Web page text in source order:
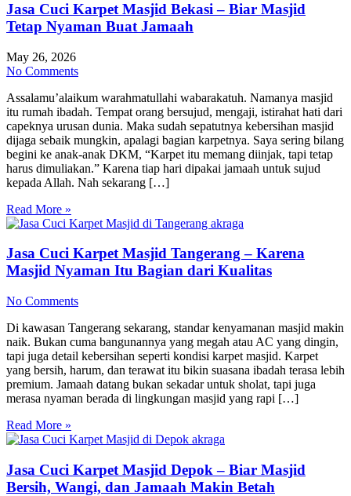
Jasa Cuci Karpet Masjid Bekasi – Biar Masjid
Tetap Nyaman Buat Jamaah
May 26, 2026
No Comments
Assalamu’alaikum warahmatullahi wabarakatuh. Namanya masjid
itu rumah ibadah. Tempat orang bersujud, mengaji, istirahat hati dari
capeknya urusan dunia. Maka sudah sepatutnya kebersihan masjid
dijaga sebaik mungkin, apalagi bagian karpetnya. Saya sering bilang
begini ke anak-anak DKM, “Karpet itu memang diinjak, tapi tetap
harus dimuliakan.” Karena tiap hari dipakai jamaah untuk sujud
kepada Allah. Nah sekarang […]
Read More »
Jasa Cuci Karpet Masjid Tangerang – Karena
Masjid Nyaman Itu Bagian dari Kualitas
No Comments
Di kawasan Tangerang sekarang, standar kenyamanan masjid makin
naik. Bukan cuma bangunannya yang megah atau AC yang dingin,
tapi juga detail kebersihan seperti kondisi karpet masjid. Karpet
yang bersih, harum, dan terawat itu bikin suasana ibadah terasa lebih
premium. Jamaah datang bukan sekadar untuk sholat, tapi juga
merasa nyaman berada di lingkungan masjid yang rapi […]
Read More »
Jasa Cuci Karpet Masjid Depok – Biar Masjid
Bersih, Wangi, dan Jamaah Makin Betah